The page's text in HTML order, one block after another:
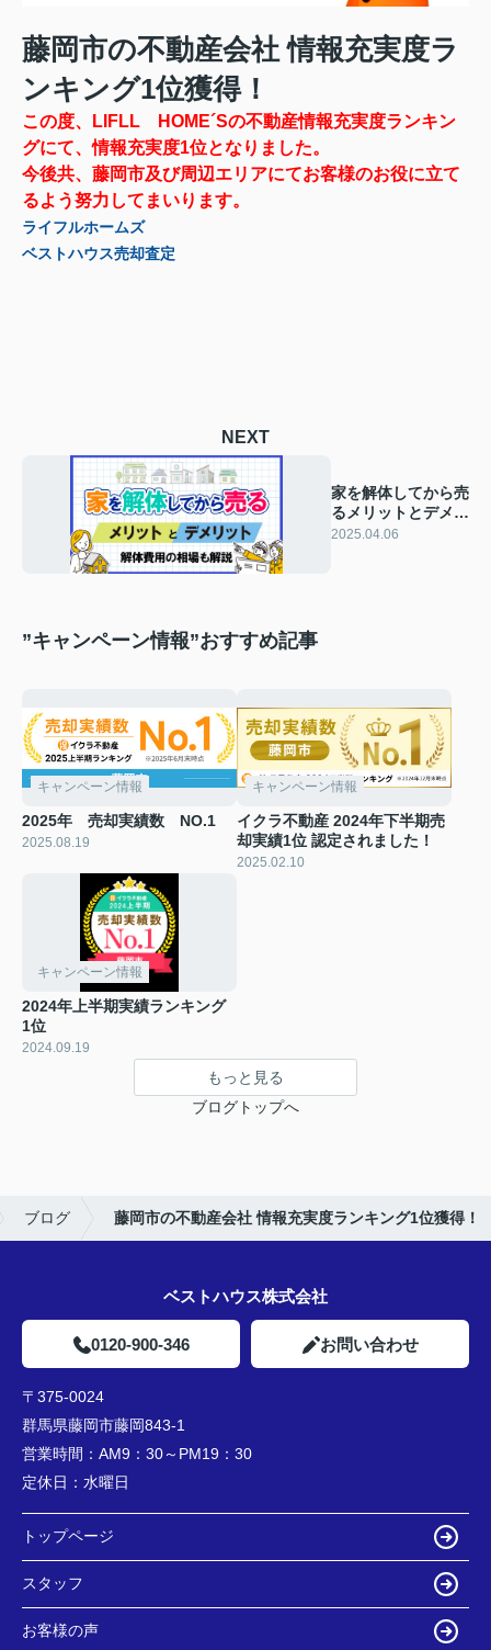
藤岡市の不動産会社 情報充実度ラ
ンキング1位獲得！
この度、LIFLL HOME´Sの不動産情報充実度ランキン
グにて、情報充実度1位となりました。
今後共、藤岡市及び周辺エリアにてお客様のお役に立て
るよう努力してまいります。
ライフルホームズ
ベストハウス売却査定
NEXT
家を解体してから売
るメリットとデメリ
ットは？解体費用の
2025.04.06
”キャンペーン情報”おすすめ記事
キャンペーン情報
2025年 売却実績数 NO.1
2025.08.19
キャンペーン情報
イクラ不動産 2024年下半期売
却実績1位 認定されました！
2025.02.10
キャンペーン情報
2024年上半期実績ランキング
1位
2024.09.19
もっと見る
ブログトップへ
ブログ 藤岡市の不動産会社 情報充実度ランキング1位獲得！
ベストハウス株式会社
0120-900-346 お問い合わせ
〒375-0024
群馬県藤岡市藤岡843-1
営業時間： AM9：30～PM19：30
定休日： 水曜日
トップページ
スタッフ
お客様の声